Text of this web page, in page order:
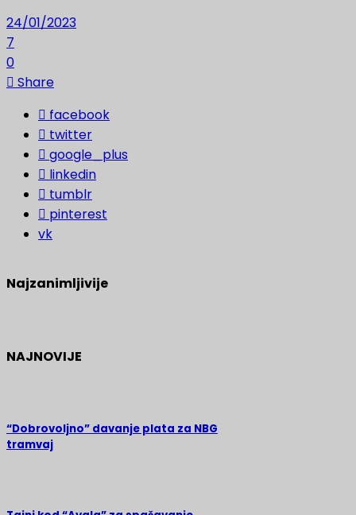
24/01/2023
7
0
Share
facebook
twitter
google_plus
linkedin
tumblr
pinterest
vk
Najzanimljivije
NAJNOVIJE
“Dobrovoljno” davanje plata za NBG
tramvaj